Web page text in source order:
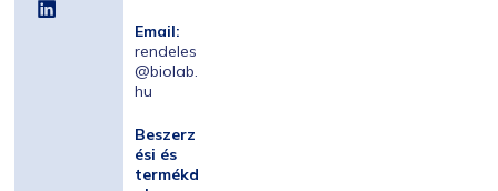
Email:
rendeles
@biolab.
hu
Beszerz
ési és
termékd